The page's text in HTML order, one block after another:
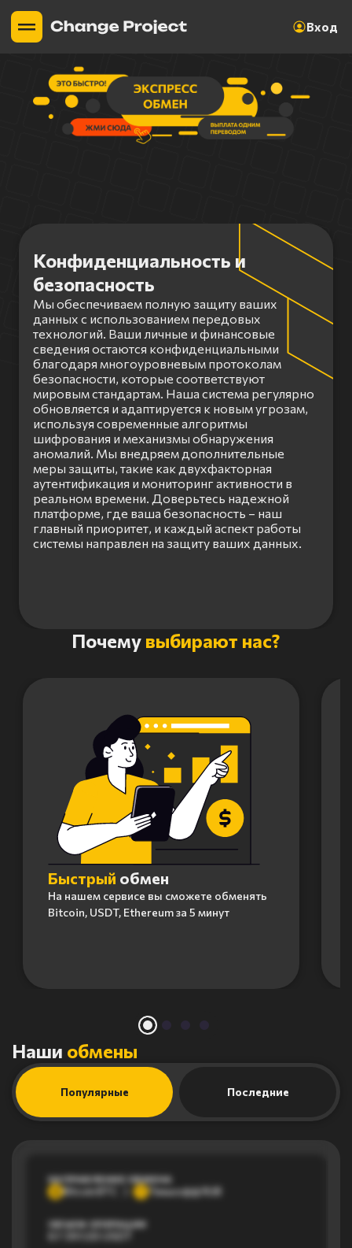
Вход
Конфиденциальность и
безопасность
Мы обеспечиваем полную защиту ваших
данных с использованием передовых
технологий. Ваши личные и финансовые
сведения остаются конфиденциальными
благодаря многоуровневым протоколам
безопасности, которые соответствуют
мировым стандартам. Наша система регулярно
обновляется и адаптируется к новым угрозам,
используя современные алгоритмы
шифрования и механизмы обнаружения
аномалий. Мы внедряем дополнительные
меры защиты, такие как двухфакторная
аутентификация и мониторинг активности в
реальном времени. Доверьтесь надежной
платформе, где ваша безопасность – наш
главный приоритет, и каждый аспект работы
системы направлен на защиту ваших данных.
Почему выбирают нас?
Быстрый обмен
На нашем сервисе вы сможете обменять
Bitcoin, USDT, Ethereum за 5 минут
Наши обмены
Популярные Последние
НАПРАВЛЕНИЕ ОБМЕНА
Bitcoin BTC Тинькофф RUB
ОБЪЕМ ОПЕРАЦИИ
67 397,03 USDT